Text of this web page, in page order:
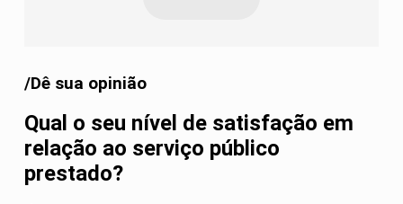
/Dê sua opinião
Qual o seu nível de satisfação em
relação ao serviço público
prestado?